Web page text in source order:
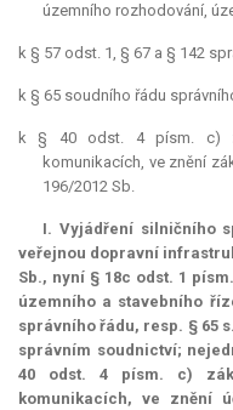
územního rozhodování,
k § 57 odst. 1, § 67 a § 142
k § 65 soudního řádu
k § 40 odst. 4 písm. c)
komunikacích, ve znění
196/2012 Sb.
I. Vyjádření silničního
veřejnou dopravní
Sb., nyní § 18c odst. 1
územního a stavebního
správního řádu, resp. § 65
správním soudnictví;
40 odst. 4 písm. c)
komunikacích, ve znění